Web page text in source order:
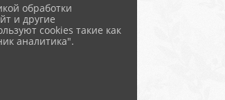
обработки
и другие
cookies такие как
аналитика".